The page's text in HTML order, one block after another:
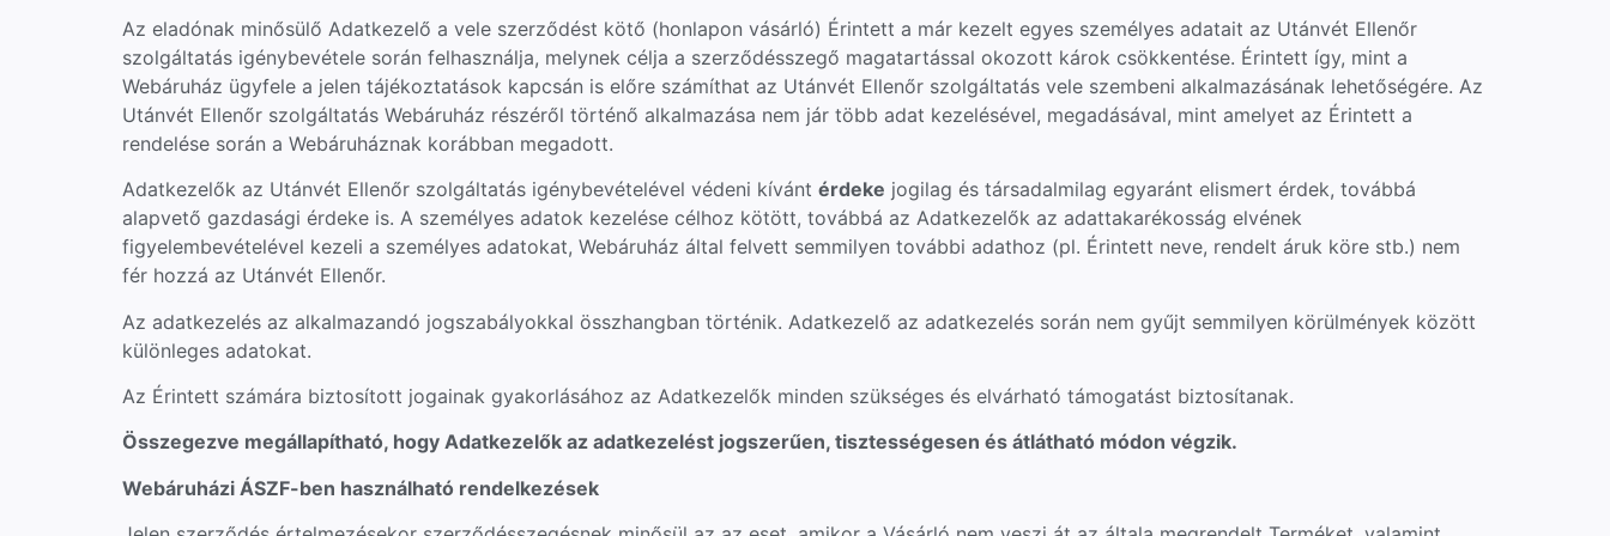
Az eladónak minősülő Adatkezelő a vele szerződést kötő (honlapon vásárló) Érintett a már kezelt egyes személyes adatait az Utánvét Ellenőr
szolgáltatás igénybevétele során felhasználja, melynek célja a szerződésszegő magatartással okozott károk csökkentése. Érintett így, mint a
Webáruház ügyfele a jelen tájékoztatások kapcsán is előre számíthat az Utánvét Ellenőr szolgáltatás vele szembeni alkalmazásának lehetőségére. Az
Utánvét Ellenőr szolgáltatás Webáruház részéről történő alkalmazása nem jár több adat kezelésével, megadásával, mint amelyet az Érintett a
rendelése során a Webáruháznak korábban megadott.
Adatkezelők az Utánvét Ellenőr szolgáltatás igénybevételével védeni kívánt érdeke jogilag és társadalmilag egyaránt elismert érdek, továbbá
alapvető gazdasági érdeke is. A személyes adatok kezelése célhoz kötött, továbbá az Adatkezelők az adattakarékosság elvének
figyelembevételével kezeli a személyes adatokat, Webáruház által felvett semmilyen további adathoz (pl. Érintett neve, rendelt áruk köre stb.) nem
fér hozzá az Utánvét Ellenőr.
Az adatkezelés az alkalmazandó jogszabályokkal összhangban történik. Adatkezelő az adatkezelés során nem gyűjt semmilyen körülmények között
különleges adatokat.
Az Érintett számára biztosított jogainak gyakorlásához az Adatkezelők minden szükséges és elvárható támogatást biztosítanak.
Összegezve megállapítható, hogy Adatkezelők az adatkezelést jogszerűen, tisztességesen és átlátható módon végzik.
Webáruházi ÁSZF-ben használható rendelkezések